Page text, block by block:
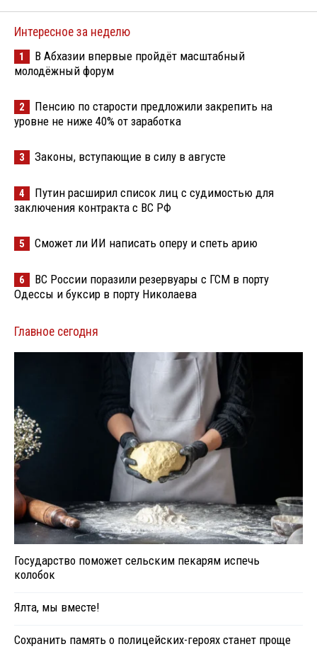
Интересное за неделю
1
В Абхазии впервые пройдёт масштабный
молодёжный форум
2
Пенсию по старости предложили закрепить на
уровне не ниже 40% от заработка
3 Законы, вступающие в силу в августе
4
Путин расширил список лиц с судимостью для
заключения контракта с ВС РФ
5 Сможет ли ИИ написать оперу и спеть арию
6
ВС России поразили резервуары с ГСМ в порту
Одессы и буксир в порту Николаева
Главное сегодня
Государство поможет сельским пекарям испечь
колобок
Ялта, мы вместе!
Сохранить память о полицейских-героях станет проще